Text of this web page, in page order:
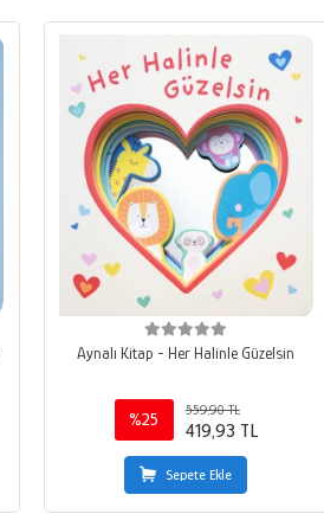
Aynalı Kitap - Her Halinle Güzelsin
%25
559,90 TL
419,93 TL
Sepete Ekle